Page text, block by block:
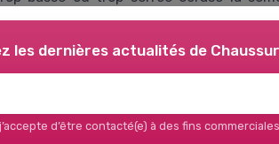
de confort avancées,
Ces produits combinent amorti,
et le reste des orteils. Quand les
propres orthèses sans perdre le
les dernières actualités de
d’être contacté(e) à des fins